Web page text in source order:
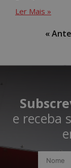
Ler Mais »
«
e receba